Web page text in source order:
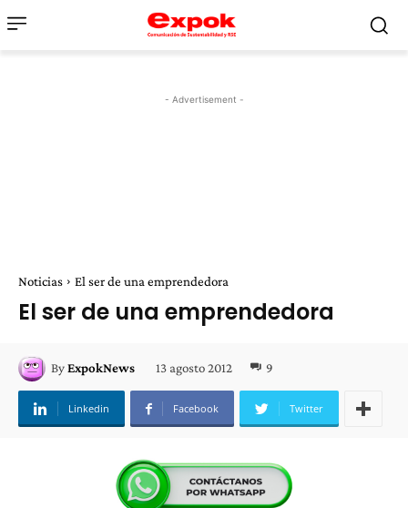
- Advertisement -
Noticias El ser de una emprendedora
El ser de una emprendedora
ByExpokNews 13 agosto 2012 9
Linkedin Facebook Twitter